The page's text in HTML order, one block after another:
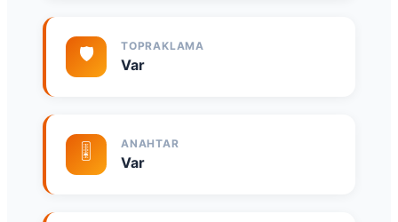
🛡️ TOPRAKLAMA
Var
🎚️ ANAHTAR
Var